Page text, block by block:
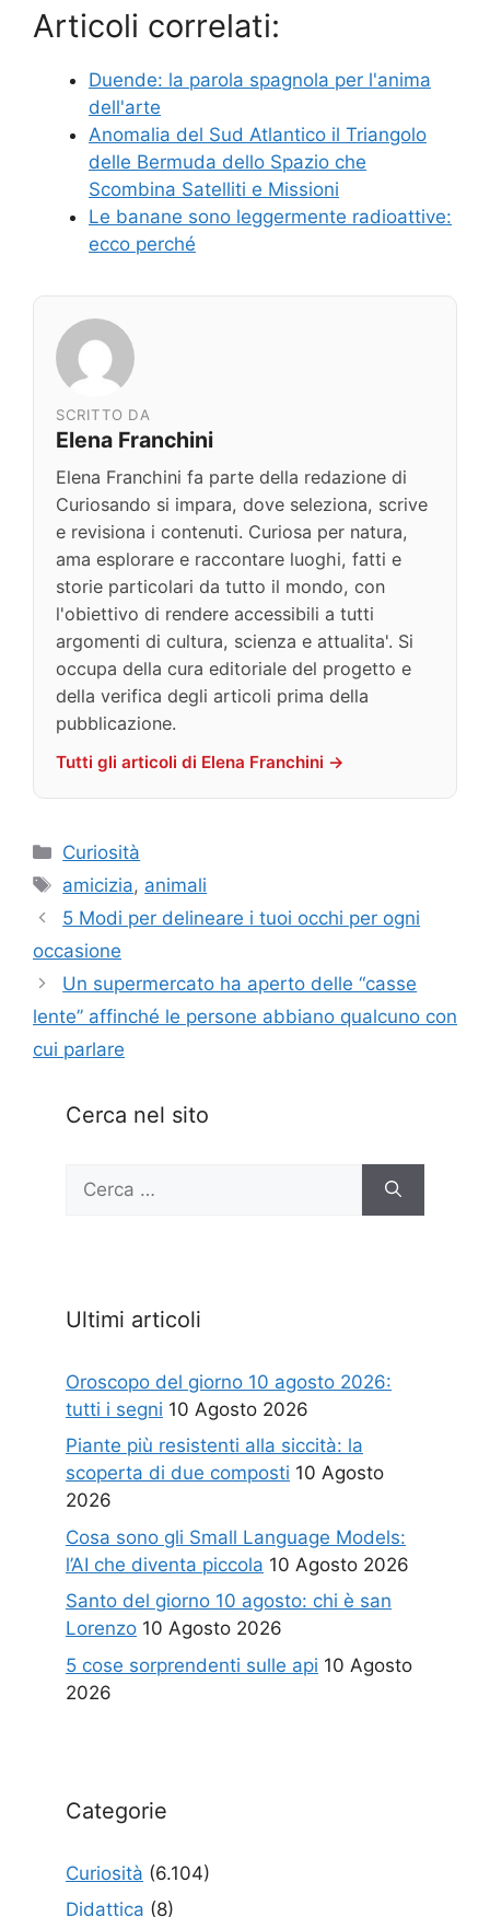
Articoli correlati:
Duende: la parola spagnola per l'anima
dell'arte
Anomalia del Sud Atlantico il Triangolo
delle Bermuda dello Spazio che
Scombina Satelliti e Missioni
Le banane sono leggermente radioattive:
ecco perché
SCRITTO DA
Elena Franchini
Elena Franchini fa parte della redazione di
Curiosando si impara, dove seleziona, scrive
e revisiona i contenuti. Curiosa per natura,
ama esplorare e raccontare luoghi, fatti e
storie particolari da tutto il mondo, con
l'obiettivo di rendere accessibili a tutti
argomenti di cultura, scienza e attualita'. Si
occupa della cura editoriale del progetto e
della verifica degli articoli prima della
pubblicazione.
Tutti gli articoli di Elena Franchini →
Categorie
Curiosità
Tag
amicizia, animali
5 Modi per delineare i tuoi occhi per ogni
occasione
Un supermercato ha aperto delle “casse
lente” affinché le persone abbiano qualcuno con
cui parlare
Cerca nel sito
per:
Ultimi articoli
Oroscopo del giorno 10 agosto 2026:
tutti i segni 10 Agosto 2026
Piante più resistenti alla siccità: la
scoperta di due composti 10 Agosto
2026
Cosa sono gli Small Language Models:
l’AI che diventa piccola 10 Agosto 2026
Santo del giorno 10 agosto: chi è san
Lorenzo 10 Agosto 2026
5 cose sorprendenti sulle api 10 Agosto
2026
Categorie
Curiosità (6.104)
Didattica (8)